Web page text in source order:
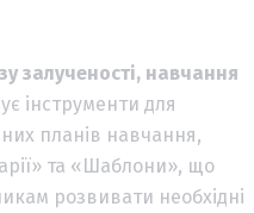
залученості, навчання
інструменти для
планів навчання,
та «Шаблони», що
розвивати необхідні